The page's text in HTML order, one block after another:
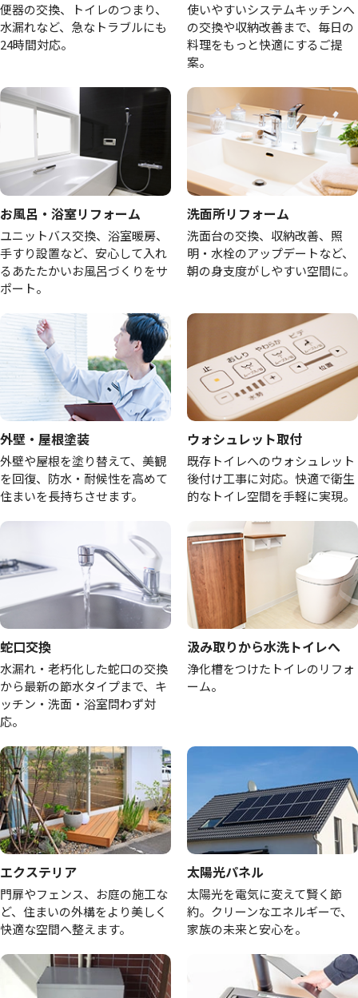
便器の交換、トイレのつまり、
水漏れなど、急なトラブルにも
24時間対応。
使いやすいシステムキッチンへ
の交換や収納改善まで、毎日の
料理をもっと快適にするご提
案。
お風呂・浴室リフォーム
ユニットバス交換、浴室暖房、
手すり設置など、安心して入れ
るあたたかいお風呂づくりをサ
ポート。
洗面所リフォーム
洗面台の交換、収納改善、照
明・水栓のアップデートなど、
朝の身支度がしやすい空間に。
外壁・屋根塗装
外壁や屋根を塗り替えて、美観
を回復、防水・耐候性を高めて
住まいを長持ちさせます。
ウォシュレット取付
既存トイレへのウォシュレット
後付け工事に対応。快適で衛生
的なトイレ空間を手軽に実現。
蛇口交換
水漏れ・老朽化した蛇口の交換
から最新の節水タイプまで、キ
ッチン・洗面・浴室問わず対
応。
汲み取りから水洗トイレへ
浄化槽をつけたトイレのリフォ
ーム。
エクステリア
門扉やフェンス、お庭の施工な
ど、住まいの外構をより美しく
快適な空間へ整えます。
太陽光パネル
太陽光を電気に変えて賢く節
約。クリーンなエネルギーで、
家族の未来と安心を。